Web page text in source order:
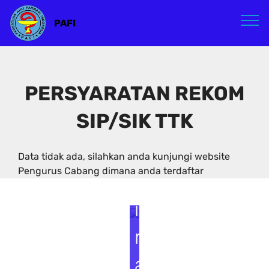
PAFI
PERSYARATAN REKOM
SIP/SIK TTK
Data tidak ada, silahkan anda kunjungi website
Pengurus Cabang dimana anda terdaftar
S
e
m
i
n
a